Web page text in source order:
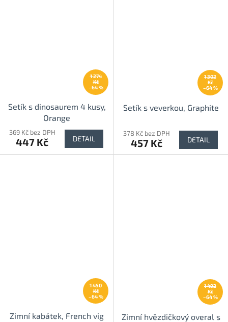
1 274
Kč
–64 %
Setík s dinosaurem 4 kusy,
Orange
369 Kč bez DPH
447 Kč DETAIL
1 302
Kč
–64 %
Setík s veverkou, Graphite
378 Kč bez DPH
457 Kč DETAIL
1 450
Kč
–64 %
Zimní kabátek, French vig
1 492
Kč
–64 %
Zimní hvězdičkový overal s